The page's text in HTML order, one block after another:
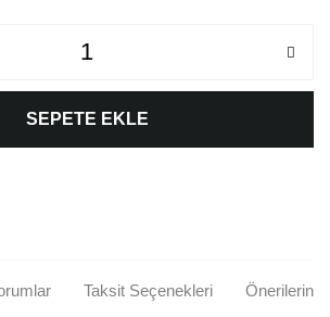
SEPETE EKLE
Taksit Seçenekleri Önerileriniz